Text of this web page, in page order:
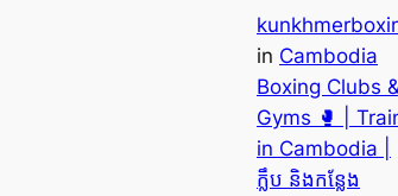
in Cambodia
Boxing Clubs &
Gyms 🥊 |
in Cambodia |
ក្លឹប និងកន្លែង